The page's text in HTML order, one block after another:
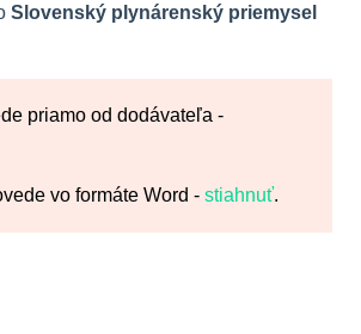
Slovenský plynárenský priemysel
priamo od dodávateľa -
vo formáte Word - stiahnuť.